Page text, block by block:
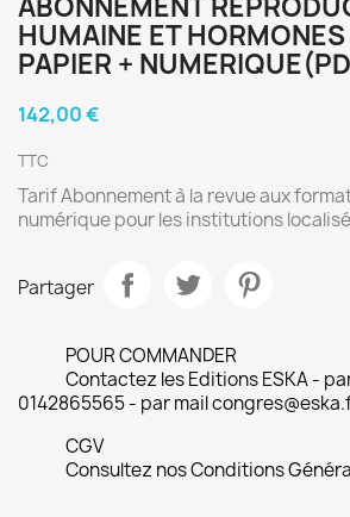
ABONNEMENT
HUMAINE ET
PAPIER +
142,00 €
TTC
Tarif Abonnement à la revue aux
numérique pour les institutions
Partager
POUR COMMANDER
Contactez les Editions ESKA -
0142865565 - par mail
CGV
Consultez nos Conditions